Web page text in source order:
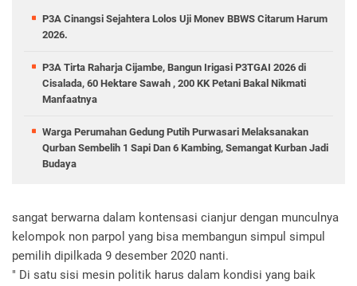
P3A Cinangsi Sejahtera Lolos Uji Monev BBWS Citarum Harum
2026.
P3A Tirta Raharja Cijambe, Bangun Irigasi P3TGAI 2026 di
Cisalada, 60 Hektare Sawah , 200 KK Petani Bakal Nikmati
Manfaatnya
Warga Perumahan Gedung Putih Purwasari Melaksanakan
Qurban Sembelih 1 Sapi Dan 6 Kambing, Semangat Kurban Jadi
Budaya
sangat berwarna dalam kontensasi cianjur dengan munculnya
kelompok non parpol yang bisa membangun simpul simpul
pemilih dipilkada 9 desember 2020 nanti.
" Di satu sisi mesin politik harus dalam kondisi yang baik